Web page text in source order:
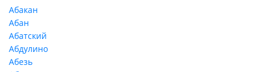
Абакан
Абан
Абатский
Абдулино
Абезь